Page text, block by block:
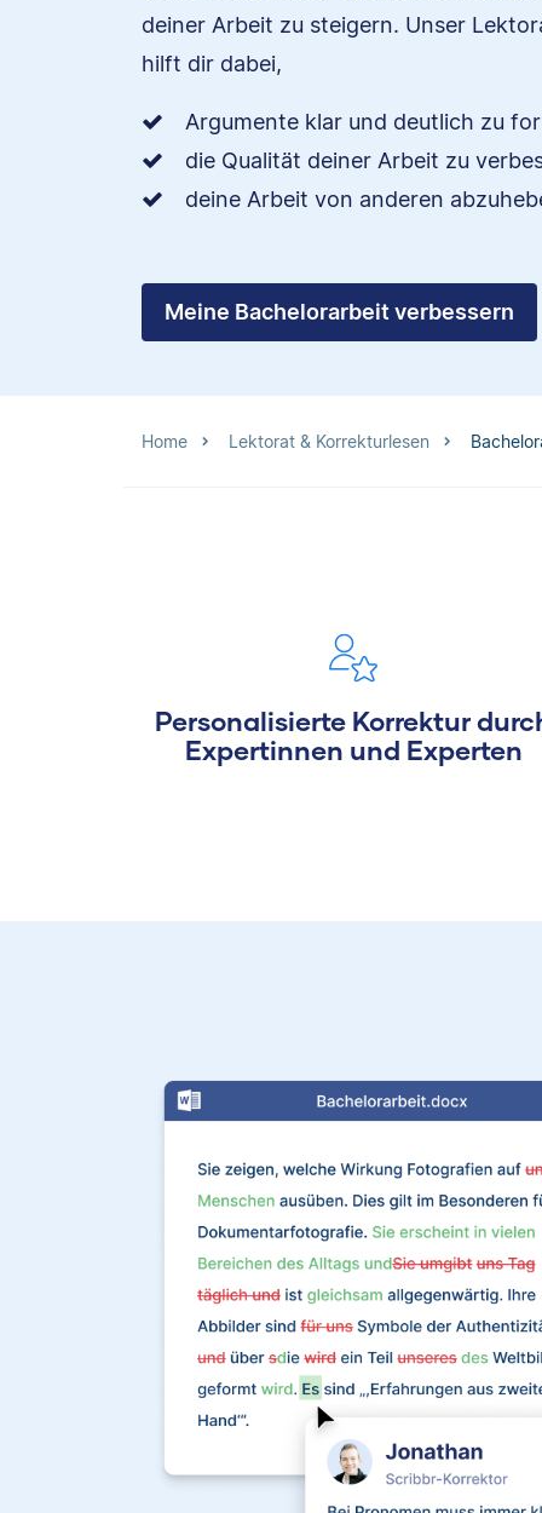
deiner Arbeit zu steigern. Unser
hilft dir dabei,
Argumente klar und deutlich zu
die Qualität deiner Arbeit zu
deine Arbeit von anderen
Meine Bachelorarbeit verbessern
Home Lektorat & Korrekturlesen
Personalisierte Korrektur
Expertinnen und Experten